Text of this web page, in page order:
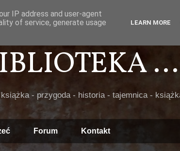
- przygoda - historia - tajemnica -
Forum Kontakt
IP address and user-agent
of service, generate usage
LEARN MORE